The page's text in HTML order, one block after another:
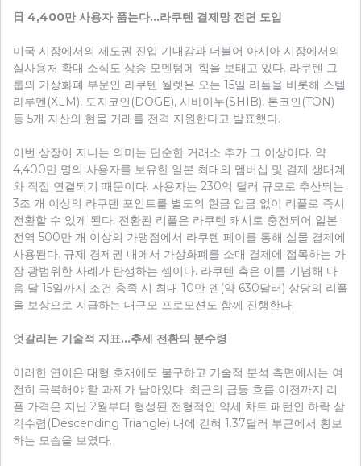
日 4,400만 사용자 품는다…라쿠텐 결제망 전면 도입
미국 시장에서의 제도권 진입 기대감과 더불어 아시아 시장에서의
실사용처 확대 소식도 상승 모멘텀에 힘을 보태고 있다. 라쿠텐 그
룹의 가상화폐 부문인 라쿠텐 월렛은 오는 15일 리플을 비롯해 스텔
라루멘(XLM), 도지코인(DOGE), 시바이누(SHIB), 톤코인(TON)
등 5개 자산의 현물 거래를 전격 지원한다고 발표했다.
이번 상장이 지니는 의미는 단순한 거래소 추가 그 이상이다. 약
4,400만 명의 사용자를 보유한 일본 최대의 멤버십 및 결제 생태계
와 직접 연결되기 때문이다. 사용자는 230억 달러 규모로 추산되는
3조 개 이상의 라쿠텐 포인트를 별도의 현금 입금 없이 리플로 즉시
전환할 수 있게 된다. 전환된 리플은 라쿠텐 캐시로 충전되어 일본
전역 500만 개 이상의 가맹점에서 라쿠텐 페이를 통해 실물 결제에
사용된다. 규제 경제권 내에서 가상화폐를 소매 결제에 접목하는 가
장 광범위한 사례가 탄생하는 셈이다. 라쿠텐 측은 이를 기념해 다
음 달 15일까지 조건 충족 시 최대 10만 엔(약 630달러) 상당의 리플
을 보상으로 지급하는 대규모 프로모션도 함께 진행한다.
엇갈리는 기술적 지표…추세 전환의 분수령
이러한 연이은 대형 호재에도 불구하고 기술적 분석 측면에서는 여
전히 극복해야 할 과제가 남아있다. 최근의 급등 흐름 이전까지 리
플 가격은 지난 2월부터 형성된 전형적인 약세 차트 패턴인 하락 삼
각수렴(Descending Triangle) 내에 갇혀 1.37달러 부근에서 횡보
하는 모습을 보였다.